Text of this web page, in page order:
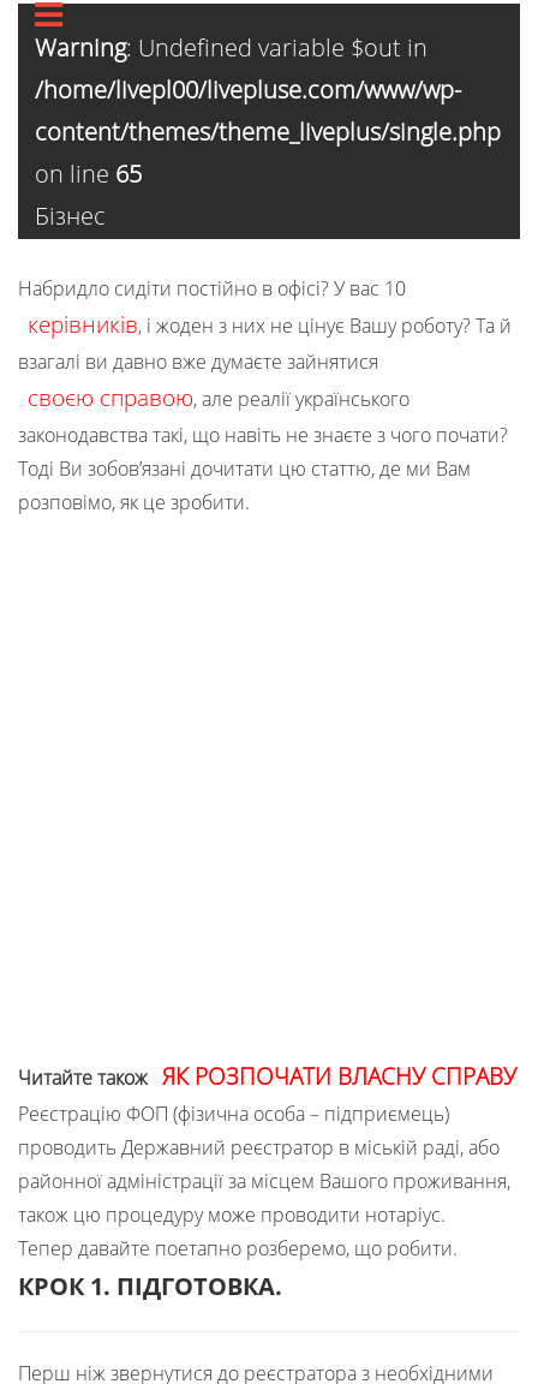
Warning: Undefined variable $out in
/home/livepl00/livepluse.com/www/wp-
content/themes/theme_liveplus/single.php
on line 65
Бізнес
Набридло сидіти постійно в офісі? У вас 10
керівників, і жоден з них не цінує Вашу роботу? Та й
взагалі ви давно вже думаєте зайнятися
своєю справою, але реалії українського
законодавства такі, що навіть не знаєте з чого почати?
Тоді Ви зобов’язані дочитати цю статтю, де ми Вам
розповімо, як це зробити.
Читайте також ЯК РОЗПОЧАТИ ВЛАСНУ СПРАВУ
Реєстрацію ФОП (фізична особа – підприємець)
проводить Державний реєстратор в міській раді, або
районної адміністрації за місцем Вашого проживання,
також цю процедуру може проводити нотаріус.
Тепер давайте поетапно розберемо, що робити.
КРОК 1. ПІДГОТОВКА.
Перш ніж звернутися до реєстратора з необхідними